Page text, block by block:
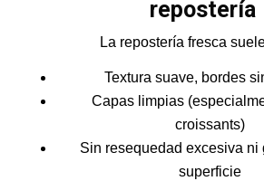
repostería
La repostería fresca
Textura suave, bordes
Capas limpias
croissants)
Sin resequedad excesiva ni
superficie